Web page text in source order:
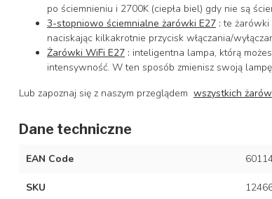
po ściemnieniu i 2700K (ciepła biel) gdy nie są
3-stopniowo ściemnialne żarówki E27 :te żarówki
naciskając kilkakrotnie przycisk włączania/
Żarówki WiFi E27 : inteligentna lampa, którą
intensywność. W ten sposób zmienisz swoją
Lub zapoznaj się z naszym przeglądem wszystkich
Dane techniczne
EAN Code
SKU